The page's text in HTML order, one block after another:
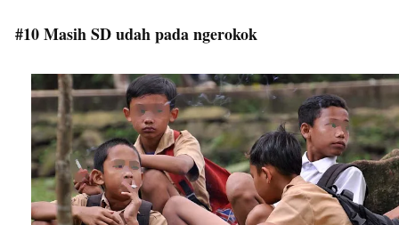
#10 Masih SD udah pada ngerokok